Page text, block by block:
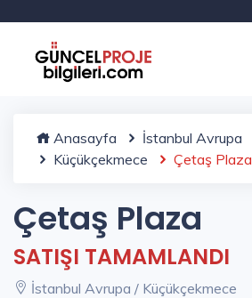
Anasayfa
İstanbul Avrupa
Küçükçekmece
Çetaş Plaza
Çetaş Plaza
SATIŞI TAMAMLANDI
İstanbul Avrupa / Küçükçekmece